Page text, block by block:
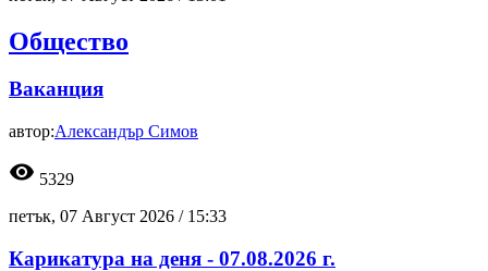
Общество
Ваканция
автор:Александър Симов
visibility 5329
петък, 07 Август 2026 / 15:33
Карикатура на деня - 07.08.2026 г.